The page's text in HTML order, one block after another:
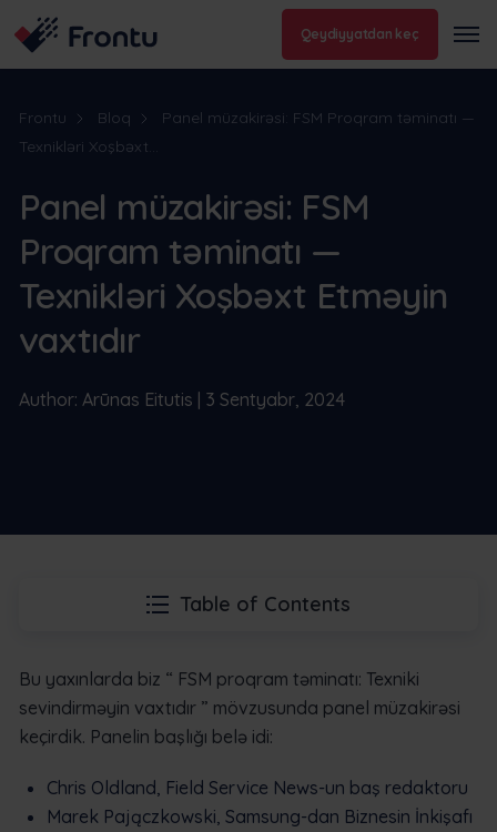
Qeydiyyatdan keç
Frontu Bloq
Panel müzakirəsi: FSM Proqram təminatı —
Texnikləri Xoşbəxt...
Panel müzakirəsi: FSM
Proqram təminatı —
Texnikləri Xoşbəxt Etməyin
vaxtıdır
Author: Arūnas Eitutis | 3 Sentyabr, 2024
Table of Contents
Bu yaxınlarda biz “ FSM proqram təminatı: Texniki
sevindirməyin vaxtıdır ” mövzusunda panel müzakirəsi
keçirdik. Panelin başlığı belə idi:
Chris Oldland, Field Service News-un baş redaktoru
Marek Pajączkowski, Samsung-dan Biznesin İnkişafı